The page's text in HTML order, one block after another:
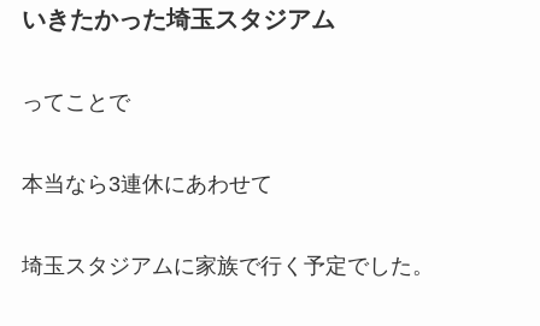
いきたかった埼玉スタジアム
ってことで
本当なら3連休にあわせて
埼玉スタジアムに家族で行く予定でした。